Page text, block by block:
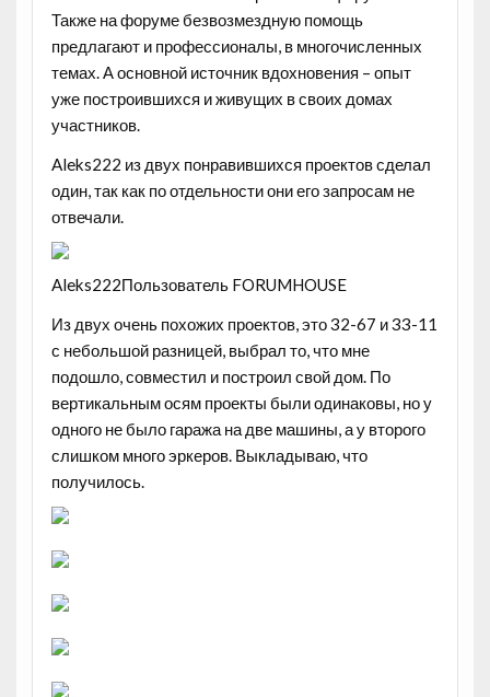
Также на форуме безвозмездную помощь
предлагают и профессионалы, в многочисленных
темах. А основной источник вдохновения – опыт
уже построившихся и живущих в своих домах
участников.
Aleks222 из двух понравившихся проектов сделал
один, так как по отдельности они его запросам не
отвечали.
Aleks222Пользователь FORUMHOUSE
Из двух очень похожих проектов, это 32-67 и 33-11
с небольшой разницей, выбрал то, что мне
подошло, совместил и построил свой дом. По
вертикальным осям проекты были одинаковы, но у
одного не было гаража на две машины, а у второго
слишком много эркеров. Выкладываю, что
получилось.